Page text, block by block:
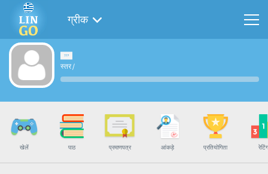
ग्रीक
स्तर/
खेलें पाठ प्रमाणपत्र आंकड़े प्रतियोगिता रेटिंग